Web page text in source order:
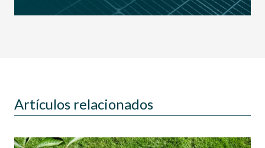
Artículos relacionados